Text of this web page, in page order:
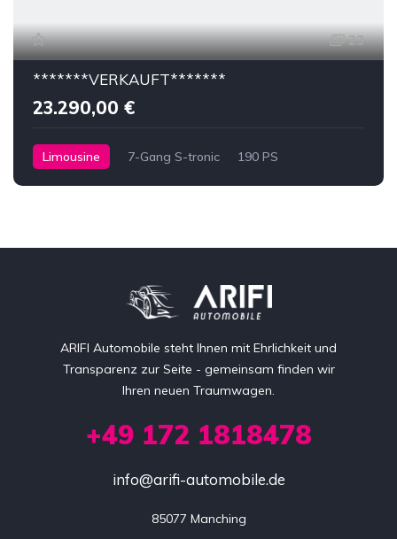
23
*******VERKAUFT*******
23.290,00 €
Limousine 7-Gang S-tronic 190 PS
ARIFI Automobile steht Ihnen mit Ehrlichkeit und
Transparenz zur Seite - gemeinsam finden wir
Ihren neuen Traumwagen.
+49 172 1818478
info@arifi-automobile.de
85077 Manching